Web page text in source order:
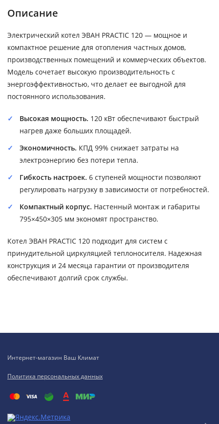
Описание
Электрический котел ЭВАН PRACTIC 120 — мощное и
компактное решение для отопления частных домов,
производственных помещений и коммерческих объектов.
Модель сочетает высокую производительность с
энергоэффективностью, что делает ее выгодной для
постоянного использования.
Высокая мощность. 120 кВт обеспечивают быстрый
нагрев даже больших площадей.
Экономичность. КПД 99% снижает затраты на
электроэнергию без потери тепла.
Гибкость настроек. 6 ступеней мощности позволяют
регулировать нагрузку в зависимости от потребностей.
Компактный корпус. Настенный монтаж и габариты
795×450×305 мм экономят пространство.
Котел ЭВАН PRACTIC 120 подходит для систем с
принудительной циркуляцией теплоносителя. Надежная
конструкция и 24 месяца гарантии от производителя
обеспечивают долгий срок службы.
Интернет-магазин Ваш Климат
Политика персональных данных